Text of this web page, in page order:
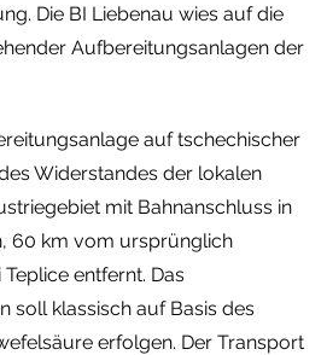
Die BI Liebenau wies auf die
Aufbereitungsanlagen der
auf tschechischer
Widerstandes der lokalen
mit Bahnanschluss in
60 km vom ursprünglich
entfernt. Das
soll klassisch auf Basis des
erfolgen. Der Transport